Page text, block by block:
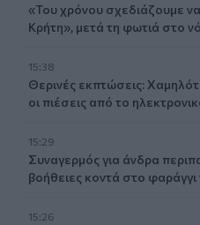
«Του χρόνου σχεδιάζουμε
Κρήτη», μετά τη φωτιά στο
15:38
Θερινές εκπτώσεις:
οι πιέσεις από το
15:29
Συναγερμός για άνδρα
βοήθειες κοντά στο
15:26